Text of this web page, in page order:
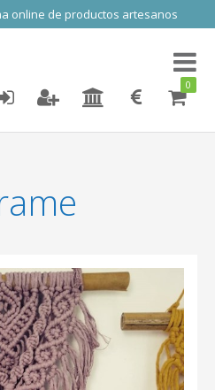
online de productos artesanos
Toggle
0